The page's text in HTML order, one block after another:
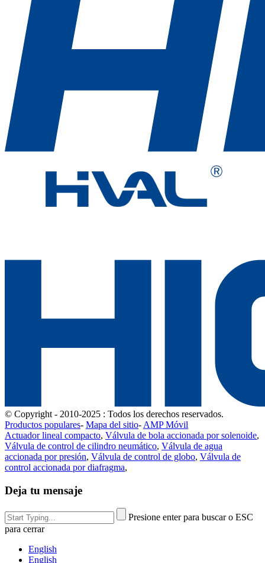
© Copyright - 2010-2025 : Todos los derechos reservados.
Productos populares- Mapa del sitio- AMP Móvil
Actuador lineal compacto, Válvula de bola accionada por solenoide,
Válvula de control de cilindro neumático, Válvula de agua
accionada por presión, Válvula de control de globo, Válvula de
control accionada por diafragma,
Deja tu mensaje
Presione enter para buscar o ESC
para cerrar
English
English